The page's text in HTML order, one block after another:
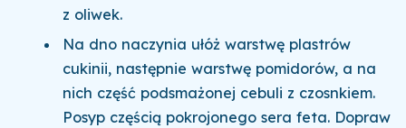
z oliwek.
Na dno naczynia ułóż warstwę plastrów
cukinii, następnie warstwę pomidorów, a na
nich część podsmażonej cebuli z czosnkiem.
Posyp częścią pokrojonego sera feta. Dopraw